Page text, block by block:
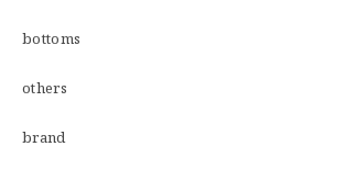
bottoms
others
brand